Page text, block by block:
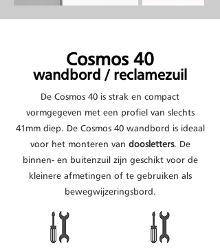
Cosmos 40
wandbord / reclamezuil
De Cosmos 40 is strak en compact
vormgegeven met een profiel van slechts
41mm diep. De Cosmos 40 wandbord is ideaal
voor het monteren van doosletters. De
binnen- en buitenzuil zijn geschikt voor de
kleinere afmetingen of te gebruiken als
bewegwijzeringsbord.